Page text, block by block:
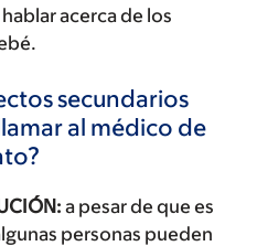
acerca de los
secundarios
al médico de
a pesar de que es
personas pueden